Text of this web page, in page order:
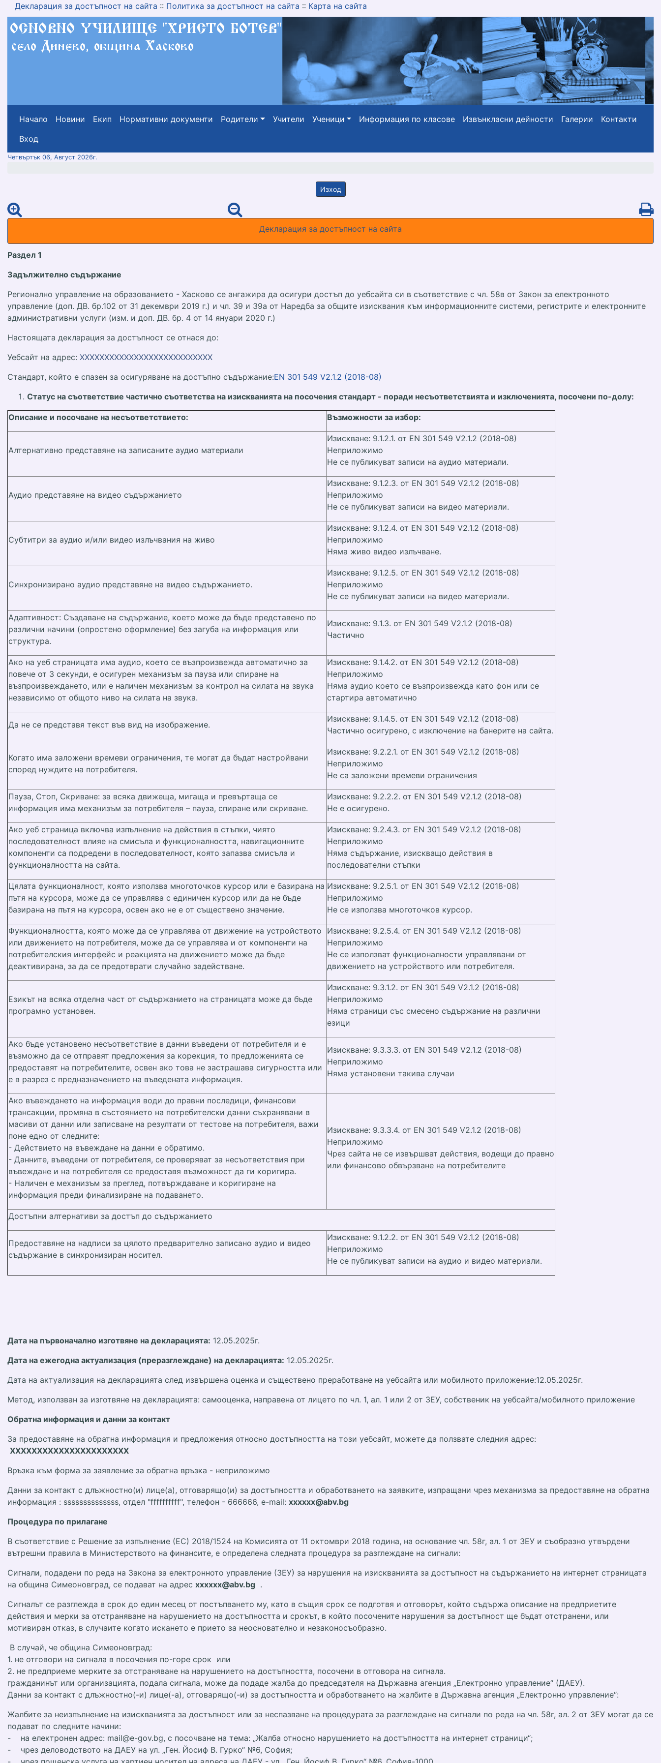
Декларация за достъпност на сайта :: Политика за достъпност на сайта :: Карта на сайта
меню горно
Начало Новини Екип Нормативни документи Родители Учители Ученици Информация по класове Извънкласни дейности Галерии
Контакти
Вход
Четвъртък 06, Август 2026г.
Изход
Декларация за достъпност на сайта
Раздел 1
Задължително съдържание
Регионално управление на образованието - Хасково се ангажира да осигури достъп до уебсайта си в съответствие с чл. 58в от Закон за електронното
управление (доп. ДВ. бр.102 от 31 декември 2019 г.) и чл. 39 и 39а от Наредба за общите изисквания към информационните системи, регистрите и електронните
административни услуги (изм. и доп. ДВ. бр. 4 от 14 януари 2020 г.)
Настоящата декларация за достъпност се отнася до:
Уебсайт на адрес: XXXXXXXXXXXXXXXXXXXXXXXXXXX
Стандарт, който е спазен за осигуряване на достъпно съдържание:EN 301 549 V2.1.2 (2018-08)
Статус на съответствие частично съответства на изискванията на посочения стандарт - поради несъответствията и изключенията, посочени по-долу:
Описание и посочване на несъответствието: Възможности за избор:
Алтернативно представяне на записаните аудио материали
Изискване: 9.1.2.1. от EN 301 549 V2.1.2 (2018-08)
Неприложимо
Не се публикуват записи на аудио материали.
Аудио представяне на видео съдържанието
Изискване: 9.1.2.3. от EN 301 549 V2.1.2 (2018-08)
Неприложимо
Не се публикуват записи на видео материали.
Субтитри за аудио и/или видео излъчвания на живо
Изискване: 9.1.2.4. от EN 301 549 V2.1.2 (2018-08)
Неприложимо
Няма живо видео излъчване.
Синхронизирано аудио представяне на видео съдържанието.
Изискване: 9.1.2.5. от EN 301 549 V2.1.2 (2018-08)
Неприложимо
Не се публикуват записи на видео материали.
Адаптивност: Създаване на съдържание, което може да бъде представено по
различни начини (опростено оформление) без загуба на информация или
структура.
Изискване: 9.1.3. от EN 301 549 V2.1.2 (2018-08)
Частично
Ако на уеб страницата има аудио, което се възпроизвежда автоматично за
повече от 3 секунди, е осигурен механизъм за пауза или спиране на
възпроизвеждането, или е наличен механизъм за контрол на силата на звука
независимо от общото ниво на силата на звука.
Изискване: 9.1.4.2. от EN 301 549 V2.1.2 (2018-08)
Неприложимо
Няма аудио което се възпроизвежда като фон или се
стартира автоматично
Да не се представя текст във вид на изображение.
Изискване: 9.1.4.5. от EN 301 549 V2.1.2 (2018-08)
Частично осигурено, с изключение на банерите на сайта.
Когато има заложени времеви ограничения, те могат да бъдат настройвани
според нуждите на потребителя.
Изискване: 9.2.2.1. от EN 301 549 V2.1.2 (2018-08)
Неприложимо
Не са заложени времеви ограничения
Пауза, Стоп, Скриване: за всяка движеща, мигаща и превъртаща се
информация има механизъм за потребителя – пауза, спиране или скриване.
Изискване: 9.2.2.2. от EN 301 549 V2.1.2 (2018-08)
Не е осигурено.
Ако уеб страница включва изпълнение на действия в стъпки, чиято
последователност влияе на смисъла и функционалността, навигационните
компоненти са подредени в последователност, която запазва смисъла и
функционалността на сайта.
Изискване: 9.2.4.3. от EN 301 549 V2.1.2 (2018-08)
Неприложимо
Няма съдържание, изискващо действия в
последователни стъпки
Цялата функционалност, която използва многоточков курсор или е базирана на
пътя на курсора, може да се управлява с единичен курсор или да не бъде
базирана на пътя на курсора, освен ако не е от съществено значение.
Изискване: 9.2.5.1. от EN 301 549 V2.1.2 (2018-08)
Неприложимо
Не се използва многоточков курсор.
Функционалността, която може да се управлява от движение на устройството
или движението на потребителя, може да се управлява и от компоненти на
потребителския интерфейс и реакцията на движението може да бъде
деактивирана, за да се предотврати случайно задействане.
Изискване: 9.2.5.4. от EN 301 549 V2.1.2 (2018-08)
Неприложимо
Не се използват функционалности управлявани от
движението на устройството или потребителя.
Езикът на всяка отделна част от съдържанието на страницата може да бъде
програмно установен.
Изискване: 9.3.1.2. от EN 301 549 V2.1.2 (2018-08)
Неприложимо
Няма страници със смесено съдържание на различни
езици
Ако бъде установено несъответствие в данни въведени от потребителя и е
възможно да се отправят предложения за корекция, то предложенията се
предоставят на потребителите, освен ако това не застрашава сигурността или
е в разрез с предназначението на въведената информация.
Изискване: 9.3.3.3. от EN 301 549 V2.1.2 (2018-08)
Неприложимо
Няма установени такива случаи
Ако въвеждането на информация води до правни последици, финансови
трансакции, промяна в състоянието на потребителски данни съхранявани в
масиви от данни или записване на резултати от тестове на потребителя, важи
поне едно от следните:
- Действието на въвеждане на данни е обратимо.
- Данните, въведени от потребителя, се проверяват за несъответствия при
въвеждане и на потребителя се предоставя възможност да ги коригира.
- Наличен е механизъм за преглед, потвърждаване и коригиране на
информация преди финализиране на подаването.
Изискване: 9.3.3.4. от EN 301 549 V2.1.2 (2018-08)
Неприложимо
Чрез сайта не се извършват действия, водещи до правно
или финансово обвързване на потребителите
Достъпни алтернативи за достъп до съдържанието
Предоставяне на надписи за цялото предварително записано аудио и видео
съдържание в синхронизиран носител.
Изискване: 9.1.2.2. от EN 301 549 V2.1.2 (2018-08)
Неприложимо
Не се публикуват записи на аудио и видео материали.
Дата на първоначално изготвяне на декларацията: 12.05.2025г.
Дата на ежегодна актуализация (преразглеждане) на декларацията: 12.05.2025г.
Дата на актуализация на декларацията след извършена оценка и съществено преработване на уебсайта или мобилното приложение:12.05.2025г.
Метод, използван за изготвяне на декларацията: самооценка, направена от лицето по чл. 1, ал. 1 или 2 от ЗЕУ, собственик на уебсайта/мобилното приложение
Обратна информация и данни за контакт
За предоставяне на обратна информация и предложения относно достъпността на този уебсайт, можете да ползвате следния адрес:
XXXXXXXXXXXXXXXXXXXXXX
Връзка към форма за заявление за обратна връзка - неприложимо
Данни за контакт с длъжностно(и) лице(а), отговарящо(и) за достъпността и обработването на заявките, изпращани чрез механизма за предоставяне на обратна
информация : ssssssssssssss, отдел "ffffffffff", телефон - 666666, e-mail: xxxxxx@abv.bg
Процедура по прилагане
В съответствие с Решение за изпълнение (ЕС) 2018/1524 на Комисията от 11 октомври 2018 година, на основание чл. 58г, ал. 1 от ЗЕУ и съобразно утвърдени
вътрешни правила в Министерството на финансите, е определена следната процедура за разглеждане на сигнали:
Сигнали, подадени по реда на Закона за електронното управление (ЗЕУ) за нарушения на изискванията за достъпност на съдържанието на интернет страницата
на община Симеоновград, се подават на адрес xxxxxx@abv.bg .
Сигналът се разглежда в срок до един месец от постъпването му, като в същия срок се подготвя и отговорът, който съдържа описание на предприетите
действия и мерки за отстраняване на нарушението на достъпността и срокът, в който посочените нарушения за достъпност ще бъдат отстранени, или
мотивиран отказ, в случаите когато искането е прието за неоснователно и незаконосъобразно.
В случай, че община Симеоновград:
1. не отговори на сигнала в посочения по-горе срок или
2. не предприеме мерките за отстраняване на нарушението на достъпността, посочени в отговора на сигнала.
гражданинът или организацията, подала сигнала, може да подаде жалба до председателя на Държавна агенция „Електронно управление“ (ДАЕУ).
Данни за контакт с длъжностно(-и) лице(-а), отговарящо(-и) за достъпността и обработването на жалбите в Държавна агенция „Електронно управление“:
Жалбите за неизпълнение на изискванията за достъпност или за неспазване на процедурата за разглеждане на сигнали по реда на чл. 58г, ал. 2 от ЗЕУ могат да се
подават по следните начини:
- на електронен адрес: mail@e-gov.bg, с посочване на тема: „Жалба относно нарушението на достъпността на интернет страници“;
- чрез деловодството на ДАЕУ на ул. „Ген. Йосиф В. Гурко“ №6, София;